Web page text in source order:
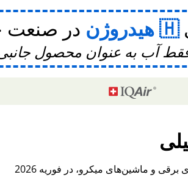
هیدروژن در صنعت
فقط آب به عنوان محصول
، یک پلتفرم بین‌المللی برای ترویج اسکوترهای برقی و ماشین‌های میکرو، در فوریه 2026